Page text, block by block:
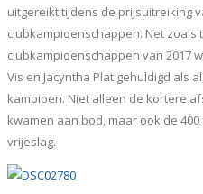
uitgereikt tijdens de prijsuitreiking
clubkampioenschappen. Net zoals
clubkampioenschappen van 2017
Vis en Jacyntha Plat gehuldigd als
kampioen. Niet alleen de kortere
kwamen aan bod, maar ook de
vrijeslag.